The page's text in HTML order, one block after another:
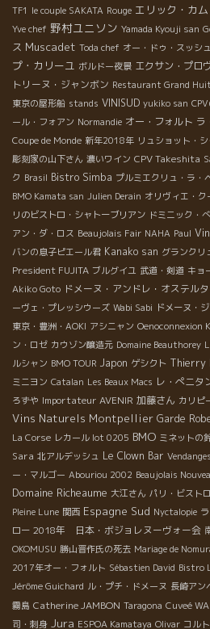
TF1 le couple SAKATA Rouge エリック・カム
Yve chef 野村ユニソン Yamada Kyouji san
ス Muscadet Toda chef オー・ドゥ・スッシ
プ・カリーユ ボルドー夜景 エクサン・プロ
トリーヌ・ジャンボン Restaurant Grand Huit
東京の屋形船 stands VINISUD yukiko san
ール・フォアン Normandie オー・フォルト ラ
Coupe de Monde 新年2018年 リュショット・
彫刻家の山下さん 濃いワイン CPV Takeshita
ク Brasil Bistro Simba プルミエクリュ・ラ・
BMO Kamata san Julien Derain オリヴィエ・ク
リのビストロ・シャトーブリアン ドミニック・
アン・ダ・ロス Beaujolais Fair NAHA Paul
バンの息子ピエール君 Kanako san グランクリ
President FUJITA ブルグイユ 武道・剣道 キョ
Akiko Goto ドメーヌ・アンドレ・オステル
ーヴェ・プレッシウーズ Wabi Sabi ドメーヌ・
東京・豊洲・AOKI アシニャン Oenoconnexion
ン・ロゼ カウゾン醸造元 Domaine Beauthorey
ルシャン BMO TOUR Japon ゲシクト Thierry
ミニヨン Catalan Les Beaux Macs レ・ぺニタ
ろずや Importateur AVENIR 加藤さん カリピ
Vins Naturels Montpellier Garde
La Corse レカール lot 0205 BMO ミネットの
Sara 北アルデッシュ Le Clown Bar
ー・マルゴー Abouriou 2002 Beaujolais
Domaine Richeaume 大江さん パリ・ビスト
Pleine Lune 関西 Espagne Sud Nyctalopie
ロー 2018年 日本・ボジョレヌーヴォー会
OKOMUSU 勝山晋作氏の死去 Mariage de
2017年オー・フォルト Sébastien David Bistro
Jérôme Guichard ル・プチ・ドメーヌ 長崎アン
霧島 Catherine JAMBON Taragona Cuveé WA
司・刺身 Jura ESPOA Kamataya Olivar コル